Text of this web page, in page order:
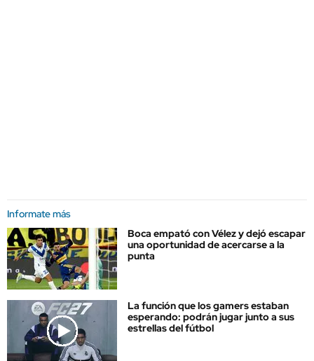
Informate más
Boca empató con Vélez y dejó escapar
una oportunidad de acercarse a la
punta
La función que los gamers estaban
esperando: podrán jugar junto a sus
estrellas del fútbol